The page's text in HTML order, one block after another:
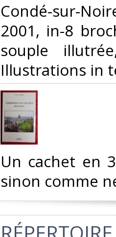
‎Condé-sur-
2001, in-8
souple
Illustrations in
‎Un cachet en
sinon comme